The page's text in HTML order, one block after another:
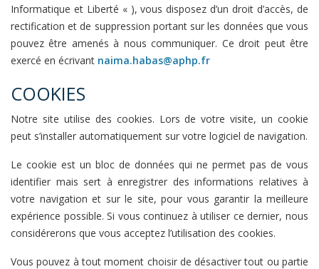
Informatique et Liberté « ), vous disposez d’un droit d’accès, de
rectification et de suppression portant sur les données que vous
pouvez être amenés à nous communiquer. Ce droit peut être
exercé en écrivant naima.habas@aphp.fr
​COOKIES
Notre site utilise des cookies. Lors de votre visite, un cookie
peut s’installer automatiquement sur votre logiciel de navigation.
Le cookie est un bloc de données qui ne permet pas de vous
identifier mais sert à enregistrer des informations relatives à
votre navigation et sur le site, pour vous garantir la meilleure
expérience possible. Si vous continuez à utiliser ce dernier, nous
considérerons que vous acceptez l’utilisation des cookies.
Vous pouvez à tout moment choisir de désactiver tout ou partie